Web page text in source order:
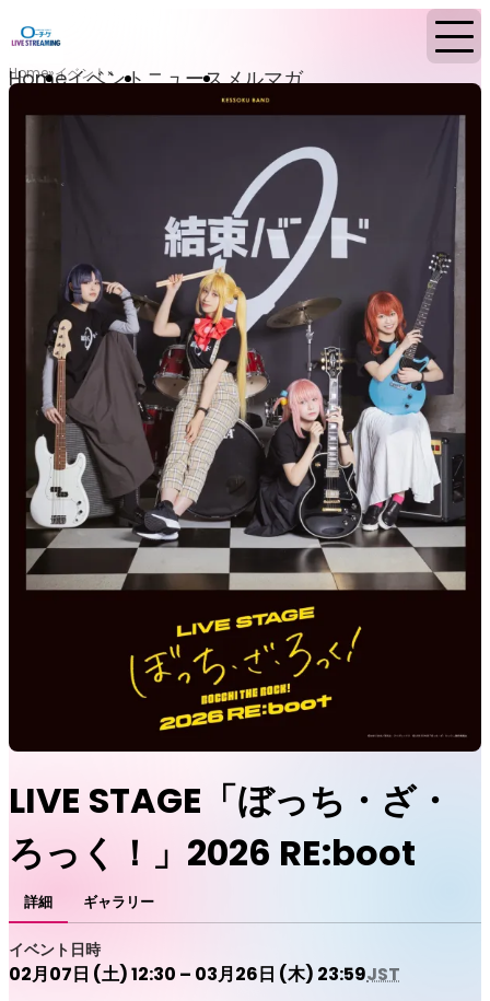
Homeイベントニュースメルマガ
Home イベント
LIVE STAGE「ぼっち・ざ・
ろっく！」2026 RE:boot
詳細 ギャラリー
イベント日時
02月07日 (土) 12:30 – 03月26日 (木) 23:59JST